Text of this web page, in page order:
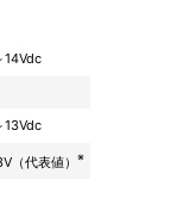
14Vdc
13Vdc
（代表値） ※